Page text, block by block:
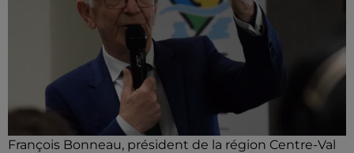
François Bonneau, président de la région Centre-Val